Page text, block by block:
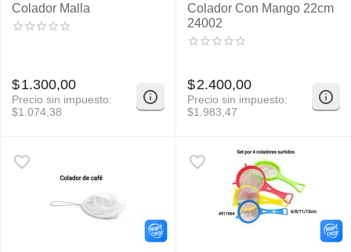
Colador Malla
$1.300,00
Precio sin impuesto:
$1.074,38
Colador Con Mango 22cm
24002
$2.400,00
Precio sin impuesto:
$1.983,47